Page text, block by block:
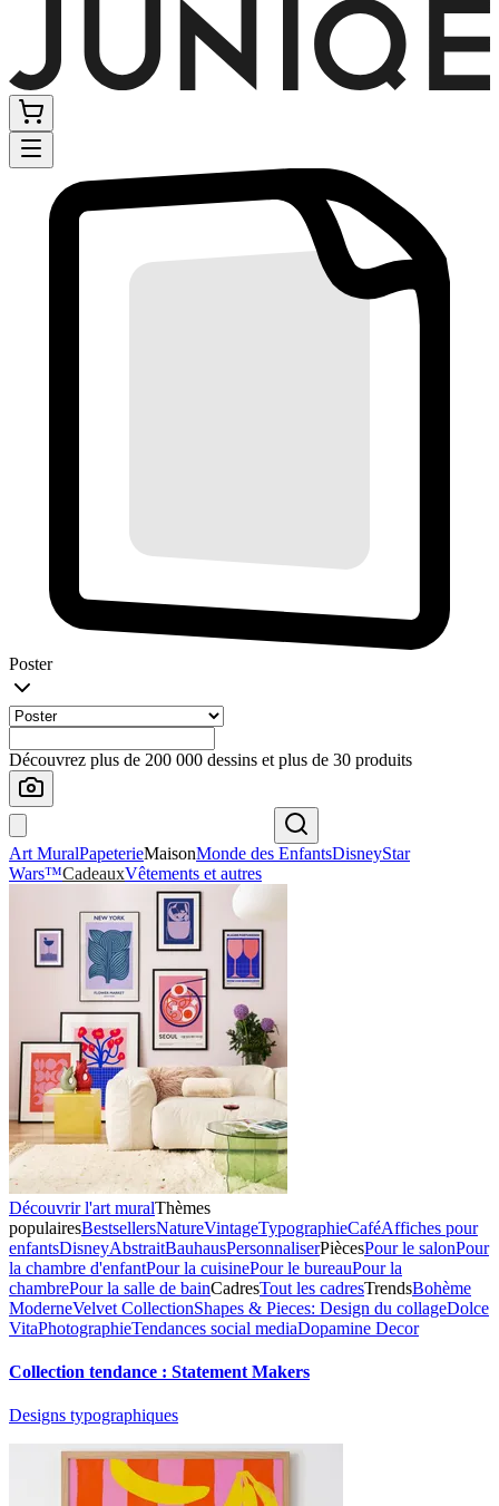
Poster
Découvrez plus de 200 000 dessins et plus de 30 produits
Art MuralPapeterieMaisonMonde des EnfantsDisneyStar
Wars™CadeauxVêtements et autres
Découvrir l'art muralThèmes
populairesBestsellersNatureVintageTypographieCaféAffiches pour
enfantsDisneyAbstraitBauhausPersonnaliserPiècesPour le salonPour
la chambre d'enfantPour la cuisinePour le bureauPour la
chambrePour la salle de bainCadresTout les cadresTrendsBohème
ModerneVelvet CollectionShapes & Pieces: Design du collageDolce
VitaPhotographieTendances social mediaDopamine Decor
Collection tendance : Statement Makers
Designs typographiques